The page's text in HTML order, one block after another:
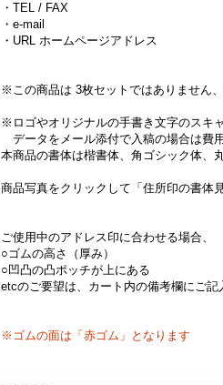
・TEL / FAX
・e-mail
・URL ホームページアドレス
※この商品は 3枚セットではありません
※ロゴやオリジナルの手書き文字のスキ
データをメール添付で入稿の場合は費
本商品の書体は楷書体、角ゴシック体、
商品写真をクリックして「住所印の書体
ご使用中のアドレス印に合わせる場合、
○ゴムの高さ（厚み）
○凹凸の凸ポッチが上にある
etcのご要望は、カート内の備考欄にご記
※ゴムの面は「赤ゴム」となります